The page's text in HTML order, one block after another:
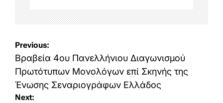
Post
navigation
Previous:
Βραβεία 4ου Πανελλήνιου Διαγωνισμού
Πρωτότυπων Μονολόγων επί Σκηνής της
Ένωσης Σεναριογράφων Ελλάδος
Next: